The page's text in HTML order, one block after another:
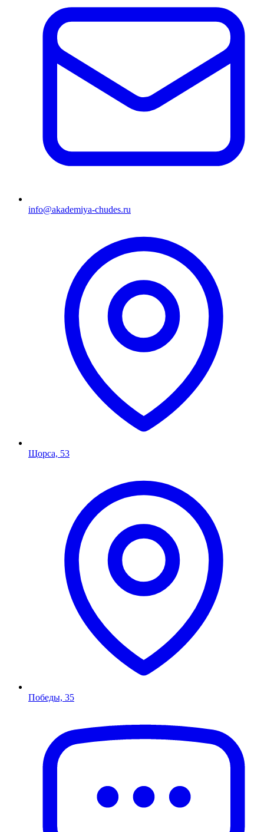
info@akademiya-chudes.ru
Щорса, 53
Победы, 35